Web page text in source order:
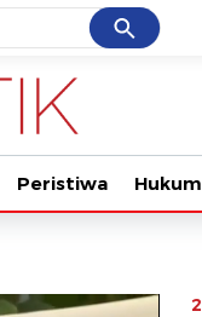
Cancel
Tonton
Peristiwa Hukum